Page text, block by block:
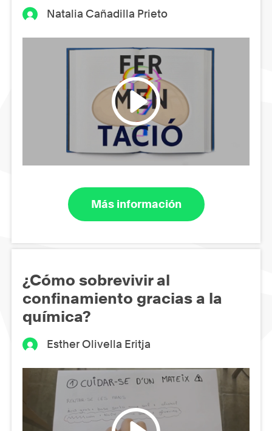
Natalia Cañadilla Prieto
Más información
¿Cómo sobrevivir al
confinamiento gracias a la
química?
Esther Olivella Eritja